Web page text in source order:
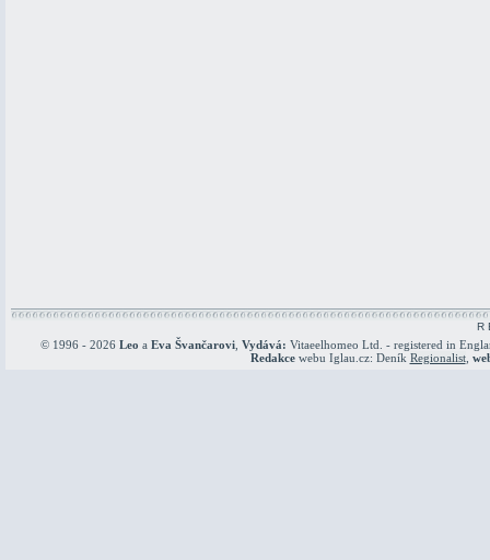
R
© 1996 - 2026 Leo a Eva Švančarovi Vydává: Vitaeelhomeo Ltd. - registered in
Redakcewebu Iglau.cz: Deník Regionalist,